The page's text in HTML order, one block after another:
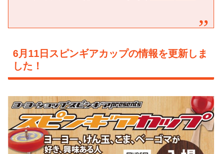
6月11日スピンギアカップの情報を更新しま
した！